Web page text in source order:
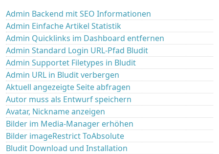
Admin Backend mit SEO Informationen
Admin Einfache Artikel Statistik
Admin Quicklinks im Dashboard entfernen
Admin Standard Login URL-Pfad Bludit
Admin Supportet Filetypes in Bludit
Admin URL in Bludit verbergen
Aktuell angezeigte Seite abfragen
Autor muss als Entwurf speichern
Avatar, Nickname anzeigen
Bilder im Media-Manager erhöhen
Bilder imageRestrict ToAbsolute
Bludit Download und Installation